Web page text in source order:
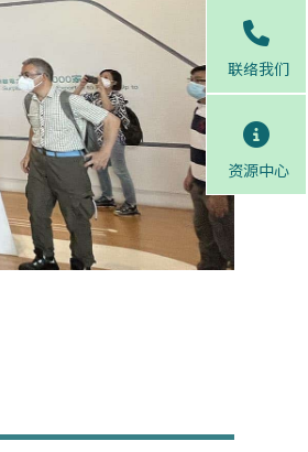
联络我们
资源中心